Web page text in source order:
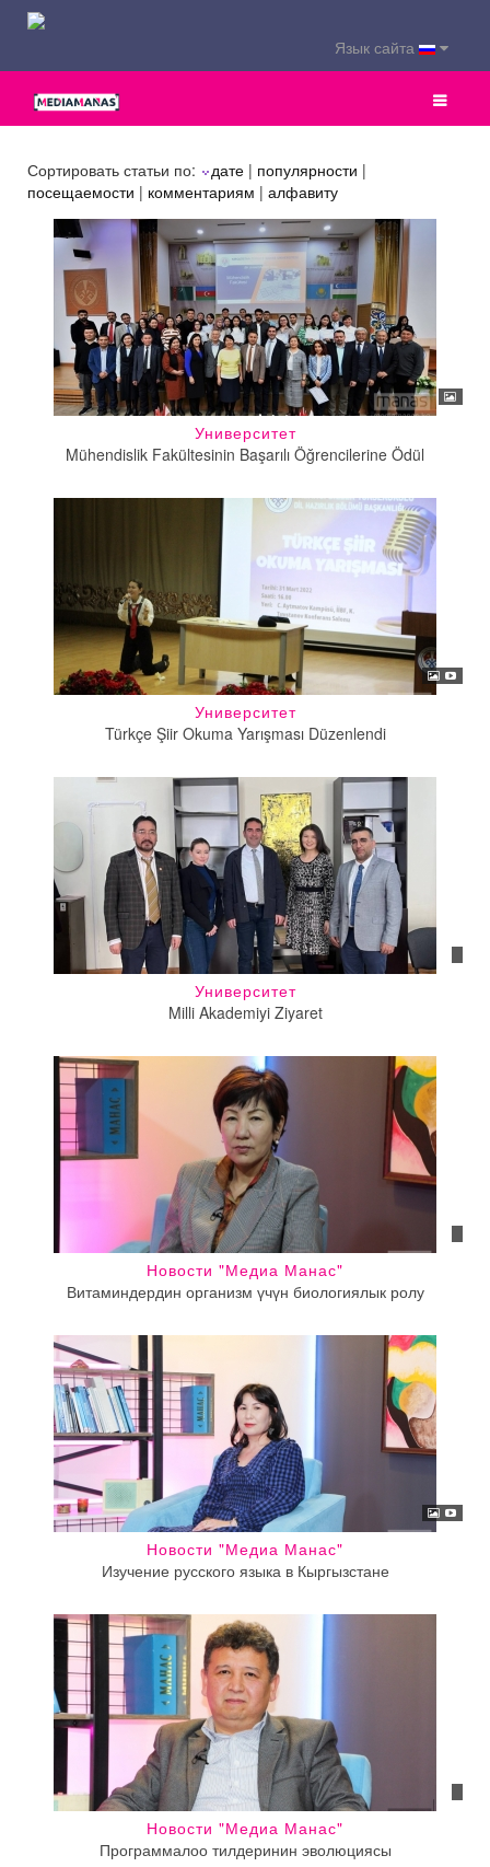
Язык сайта
Сортировать статьи по: дате | популярности |
посещаемости | комментариям | алфавиту
Университет
Mühendislik Fakültesinin Başarılı Öğrencilerine Ödül
Университет
Türkçe Şiir Okuma Yarışması Düzenlendi
Университет
Milli Akademiyi Ziyaret
Новости "Медиа Манас"
Витаминдердин организм үчүн биологиялык ролу
Новости "Медиа Манас"
Изучение русского языка в Кыргызстане
Новости "Медиа Манас"
Программалоо тилдеринин эволюциясы